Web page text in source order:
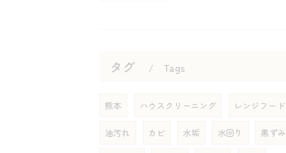
タグ Tags
熊本 ハウスクリーニング レンジフード
油汚れ カビ 水垢 水回り 黒ずみ